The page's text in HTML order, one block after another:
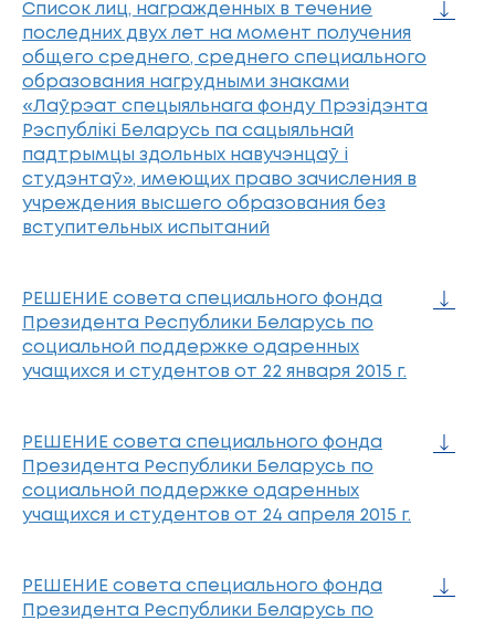
Список лиц, награжденных в течение
последних двух лет на момент получения
общего среднего, среднего специального
образования нагрудными знаками
«Лаўрэат спецыяльнага фонду Прэзiдэнта
Рэспублiкi Беларусь па сацыяльнай
падтрымцы здольных навучэнцаў i
студэнтаў», имеющих право зачисления в
учреждения высшего образования без
вступительных испытаний
РЕШЕНИЕ совета специального фонда
Президента Республики Беларусь по
социальной поддержке одаренных
учащихся и студентов от 22 января 2015 г.
РЕШЕНИЕ совета специального фонда
Президента Республики Беларусь по
социальной поддержке одаренных
учащихся и студентов от 24 апреля 2015 г.
РЕШЕНИЕ совета специального фонда
Президента Республики Беларусь по